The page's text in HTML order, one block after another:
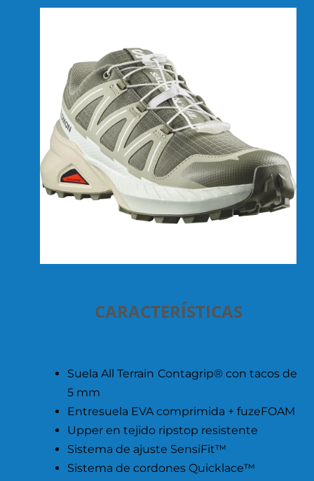
CARACTERÍSTICAS
Suela All Terrain Contagrip® con tacos de
5 mm
Entresuela EVA comprimida + fuzeFOAM
Upper en tejido ripstop resistente
Sistema de ajuste SensiFit™
Sistema de cordones Quicklace™